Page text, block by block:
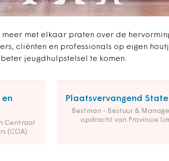
met elkaar praten over de
cliënten en professionals op eigen
jeugdhulpstelsel te komen.
en
Centraal
(COA)
Plaatsvervangend
Bestman - Bestuur &
opdracht van Provincie